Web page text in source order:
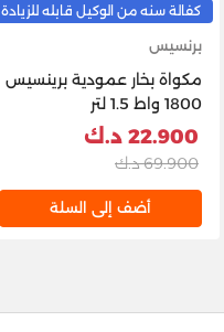
كفالة سنه من الوكيل قابله للزيادة
برنسيس
مكواة بخار عمودية برينسيس
1800 واط 1.5 لتر
22.900 د.ك
69.900 د.ك
أضف إلى السلة